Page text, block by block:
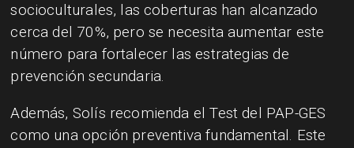
socioculturales, las coberturas han alcanzado
cerca del 70%, pero se necesita aumentar este
número para fortalecer las estrategias de
prevención secundaria.
Además, Solís recomienda el Test del PAP-GES
como una opción preventiva fundamental. Este